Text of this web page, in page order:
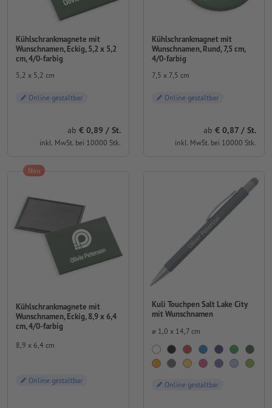
Kühlschrankmagnete mit
Wunschnamen, Eckig, 5,2 x 5,2
cm, 4/0-farbig
5,2 x 5,2 cm
Online gestaltbar
ab 0,89 / St.
inkl. MwSt. bei 10000 Stk.
Kühlschrankmagnet mit
Wunschnamen, Rund, 7,5 cm,
4/0-farbig
7,5 x 7,5 cm
Online gestaltbar
ab 0,87 / St.
inkl. MwSt. bei 10000 Stk.
Kühlschrankmagnete mit
Wunschnamen, Eckig, 8,9 x 6,4
cm, 4/0-farbig
8,9 x 6,4 cm
Online gestaltbar
Neu
Kuli Touchpen Salt Lake City
mit Wunschnamen
⌀ 1,0 x 14,7 cm
Online gestaltbar